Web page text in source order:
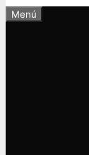
Menú